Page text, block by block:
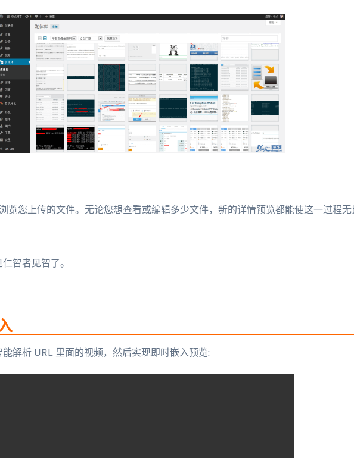
览您上传的文件。无论您想查看或编辑多少文件，新的详情预览都能使这一过程无
智者见智了。
解析 URL 里面的视频，然后实现即时嵌入预览: